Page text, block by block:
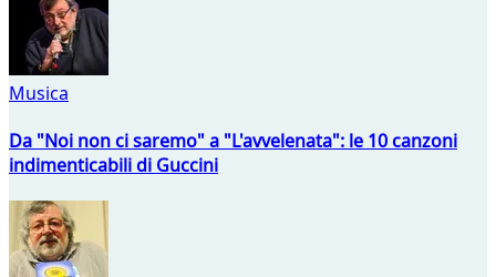
Musica
Da "Noi non ci saremo" a "L'avvelenata": le 10 canzoni
indimenticabili di Guccini